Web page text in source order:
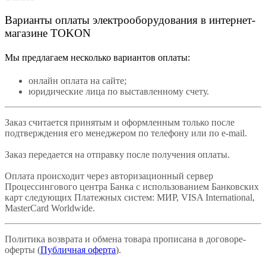
Варианты оплаты электрооборудования в интернет-
магазине TOKON
Мы предлагаем несколько вариантов оплаты:
онлайн оплата на сайте;
юридические лица по выставленному счету.
Заказ считается принятым и оформленным только после
подтверждения его менеджером по телефону или по e-mail.
Заказ передается на отправку после получения оплаты.
Оплата происходит через авторизационный сервер
Процессингового центра Банка с использованием Банковских
карт следующих Платежных систем: МИР, VISA International,
MasterCard Worldwide.
Политика возврата и обмена товара прописана в договоре-
оферты (Публичная оферта).